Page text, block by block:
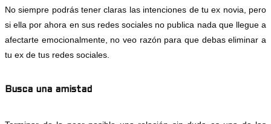
No siempre podrás tener claras las intenciones de tu ex novia, pero
si ella por ahora en sus redes sociales no publica nada que llegue a
afectarte emocionalmente, no veo razón para que debas eliminar a
tu ex de tus redes sociales.
Busca una amistad